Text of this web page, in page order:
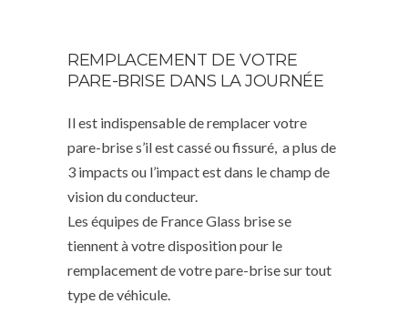
REMPLACEMENT DE VOTRE
PARE-BRISE DANS LA JOURNÉE
Il est indispensable de remplacer votre
pare-brise s’il est cassé ou fissuré, a plus de
3 impacts ou l’impact est dans le champ de
vision du conducteur.
Les équipes de France Glass brise se
tiennent à votre disposition pour le
remplacement de votre pare-brise sur tout
type de véhicule.